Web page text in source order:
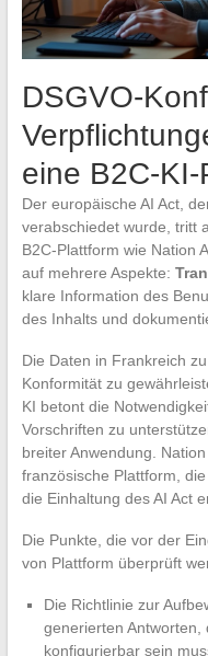
DSGVO-
eine B2C-KI-
Der europäische AI Act,
verabschiedet wurde, tritt
B2C-Plattform wie Nation
auf mehrere Aspekte:
klare Information des
des Inhalts und
Die Daten in Frankreich
Konformität zu
KI betont die
Vorschriften zu
breiter Anwendung.
französische Plattform,
die Einhaltung des AI Act
Die Punkte, die vor der
von Plattform überprüft
Die Richtlinie zur
generierten Antworten,
konfigurierbar sein